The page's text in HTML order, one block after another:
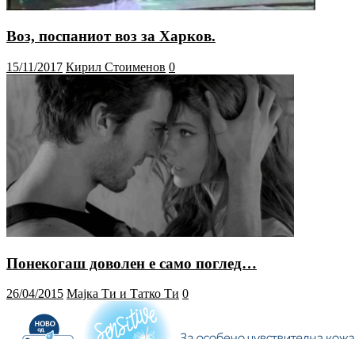
Воз, поспаниот воз за Харков.
15/11/2017 Кирил Стоименов 0
Понекогаш доволен е само поглед…
26/04/2015 Мајка Ти и Татко Ти 0